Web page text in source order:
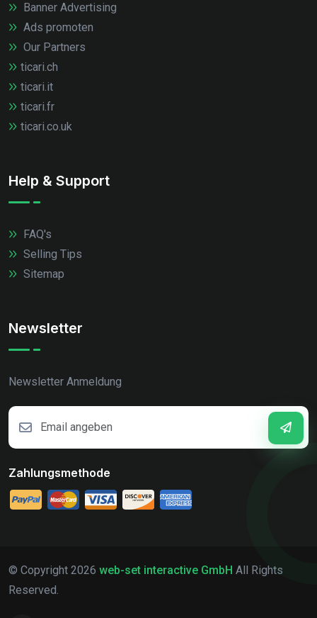
Banner Advertising
Ads promoten
Our Partners
ticari.ch
ticari.it
ticari.fr
ticari.co.uk
Help & Support
FAQ's
Selling Tips
Sitemap
Newsletter
Newsletter Anmeldung
Zahlungsmethode
© Copyright 2026 web-set interactive GmbH All Rights
Reserved.